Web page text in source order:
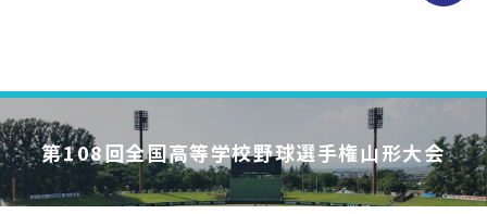
第108回全国高等学校野球選手権山形大会